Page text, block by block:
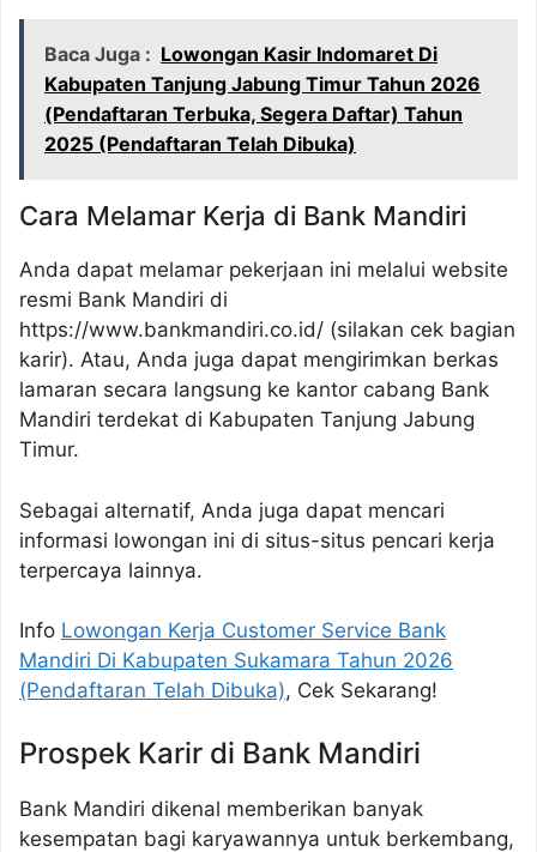
Baca Juga : Lowongan Kasir Indomaret Di
Kabupaten Tanjung Jabung Timur Tahun 2026
(Pendaftaran Terbuka, Segera Daftar) Tahun
2025 (Pendaftaran Telah Dibuka)
Cara Melamar Kerja di Bank Mandiri
Anda dapat melamar pekerjaan ini melalui website
resmi Bank Mandiri di
https://www.bankmandiri.co.id/ (silakan cek bagian
karir). Atau, Anda juga dapat mengirimkan berkas
lamaran secara langsung ke kantor cabang Bank
Mandiri terdekat di Kabupaten Tanjung Jabung
Timur.
Sebagai alternatif, Anda juga dapat mencari
informasi lowongan ini di situs-situs pencari kerja
terpercaya lainnya.
Info Lowongan Kerja Customer Service Bank
Mandiri Di Kabupaten Sukamara Tahun 2026
(Pendaftaran Telah Dibuka), Cek Sekarang!
Prospek Karir di Bank Mandiri
Bank Mandiri dikenal memberikan banyak
kesempatan bagi karyawannya untuk berkembang,